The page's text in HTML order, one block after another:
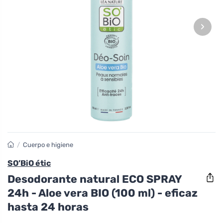
›
/ Cuerpo e higiene
SO’BiO étic
Desodorante natural ECO SPRAY
24h - Aloe vera BIO (100 ml) - eficaz
hasta 24 horas